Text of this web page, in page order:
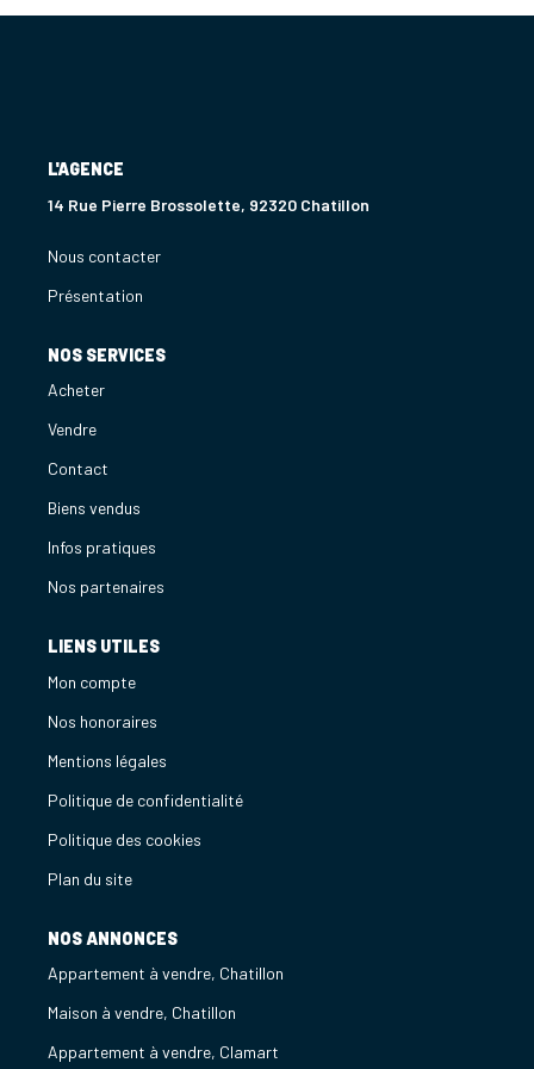
L'AGENCE
14 Rue Pierre Brossolette, 92320 Chatillon
Nous contacter
Présentation
NOS SERVICES
Acheter
Vendre
Contact
Biens vendus
Infos pratiques
Nos partenaires
LIENS UTILES
Mon compte
Nos honoraires
Mentions légales
Politique de confidentialité
Politique des cookies
Plan du site
NOS ANNONCES
Appartement à vendre, Chatillon
Maison à vendre, Chatillon
Appartement à vendre, Clamart